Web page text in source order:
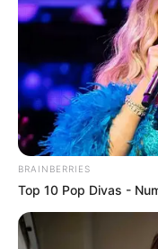
BRAINBERRIES
Top 10 Pop Divas -